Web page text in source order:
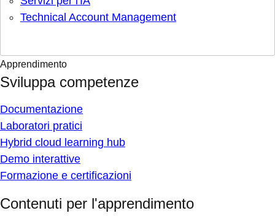
Technical Account Management
Apprendimento
Sviluppa competenze
Documentazione
Laboratori pratici
Hybrid cloud learning hub
Demo interattive
Formazione e certificazioni
Contenuti per l'apprendimento